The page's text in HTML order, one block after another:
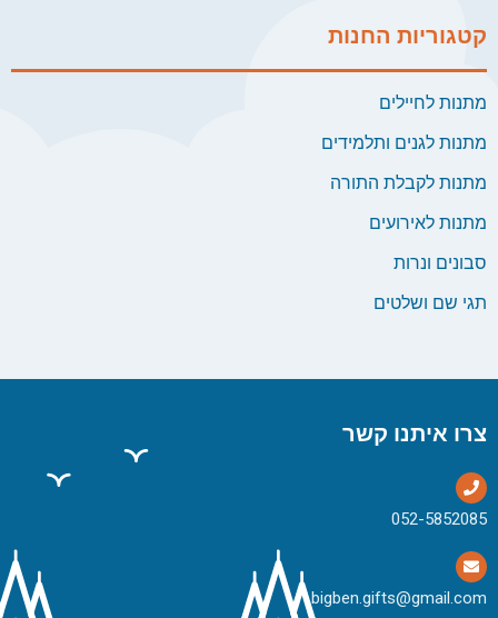
קטגוריות החנות
מתנות לחיילים
מתנות לגנים ותלמידים
מתנות לקבלת התורה
מתנות לאירועים
סבונים ונרות
תגי שם ושלטים
צרו איתנו קשר
bigben.gifts@gmail.com